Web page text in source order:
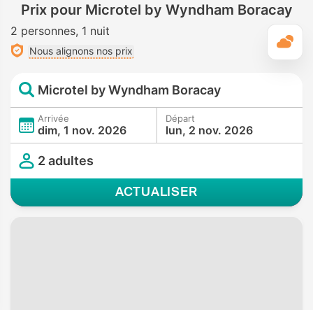
Prix pour Microtel by Wyndham Boracay
2 personnes 1 nuit
Nous alignons nos prix
Microtel by Wyndham Boracay
Arrivée
dim, 1 nov. 2026
Départ
lun, 2 nov. 2026
2 adultes
ACTUALISER